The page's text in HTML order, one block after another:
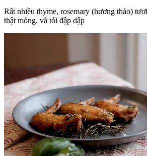
Rất nhiều thyme, rosemary (hương thảo)
thật mỏng, và tỏi đập dập